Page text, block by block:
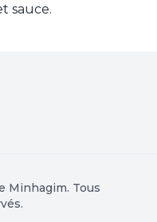
sauce.
Minhagim. Tous